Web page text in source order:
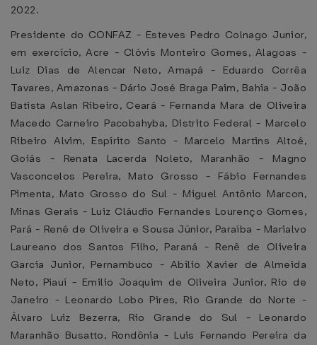
2022.
Presidente do CONFAZ - Esteves Pedro Colnago Junior,
em exercício, Acre - Clóvis Monteiro Gomes, Alagoas -
Luiz Dias de Alencar Neto, Amapá - Eduardo Corrêa
Tavares, Amazonas - Dário José Braga Paim, Bahia - João
Batista Aslan Ribeiro, Ceará - Fernanda Mara de Oliveira
Macedo Carneiro Pacobahyba, Distrito Federal - Marcelo
Ribeiro Alvim, Espírito Santo - Marcelo Martins Altoé,
Goiás - Renata Lacerda Noleto, Maranhão - Magno
Vasconcelos Pereira, Mato Grosso - Fábio Fernandes
Pimenta, Mato Grosso do Sul - Miguel Antônio Marcon,
Minas Gerais - Luiz Cláudio Fernandes Lourenço Gomes,
Pará - René de Oliveira e Sousa Júnior, Paraíba - Marialvo
Laureano dos Santos Filho, Paraná - Renê de Oliveira
Garcia Junior, Pernambuco - Abílio Xavier de Almeida
Neto, Piauí - Emilio Joaquim de Oliveira Junior, Rio de
Janeiro - Leonardo Lobo Pires, Rio Grande do Norte -
Álvaro Luiz Bezerra, Rio Grande do Sul - Leonardo
Maranhão Busatto, Rondônia - Luis Fernando Pereira da